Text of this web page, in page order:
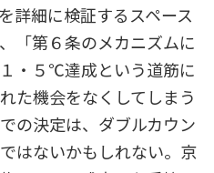
詳細に検証するスペース
「第６条のメカニズムに
・５℃達成という道筋に
た機会をなくしてしまう
の決定は、ダブルカウン
はないかもしれない。京